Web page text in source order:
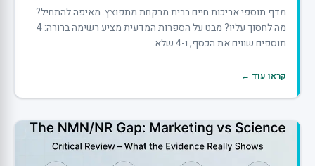
מדף תוספי אריכות חיים בבית מרקחת מתפוצץ. מאיפה להתחיל?
מה לחסוך עליו? מבט על הספרות המדעית מציע רשימה ברורה: 4
תוספים שווים את הכסף, ו-4 שלא.
קראו עוד ←